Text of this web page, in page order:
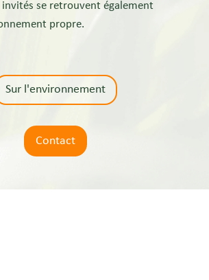
se retrouvent également
propre.
Sur l'environnement
Contact